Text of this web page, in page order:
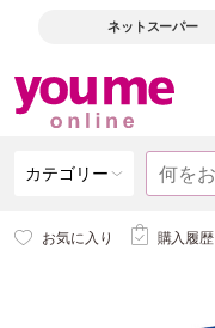
ネットスーパー
カテゴリー
お気に入り 購入履歴